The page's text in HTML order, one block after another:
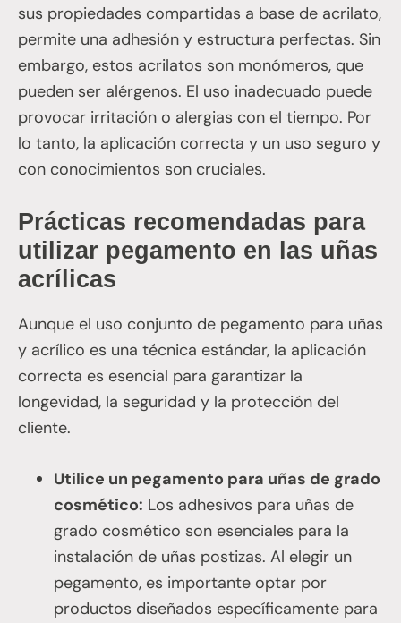
sus propiedades compartidas a base de acrilato,
permite una adhesión y estructura perfectas. Sin
embargo, estos acrilatos son monómeros, que
pueden ser alérgenos. El uso inadecuado puede
provocar irritación o alergias con el tiempo. Por
lo tanto, la aplicación correcta y un uso seguro y
con conocimientos son cruciales.
Prácticas recomendadas para
utilizar pegamento en las uñas
acrílicas
Aunque el uso conjunto de pegamento para uñas
y acrílico es una técnica estándar, la aplicación
correcta es esencial para garantizar la
longevidad, la seguridad y la protección del
cliente.
Utilice un pegamento para uñas de grado
cosmético: Los adhesivos para uñas de
grado cosmético son esenciales para la
instalación de uñas postizas. Al elegir un
pegamento, es importante optar por
productos diseñados específicamente para